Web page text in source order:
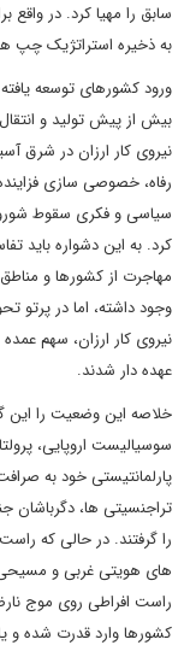
سابق را مهیا کرد. در
به ذخیره استراتژیک چپ
ورود کشورهای توسعه
بیش از پیش تولید و
نیروی کار ارزان در شرق
رفاه، خصوصی سازی
سیاسی و فکری سقوط
کرد. به این دشواره باید
مهاجرت از کشورها و
وجود داشته، اما در پرتو
نیروی کار ارزان، سهم
عهده دار شدند.
خلاصه این وضعیت را این
سوسیالیست اروپایی،
پارلمانتیستی خود به
تراجنسیتی ها، دگرباشان
را گرفتند. در حالی که
های هویتی غربی و مسیحی،
راست افراطی روی موج
کشورها وارد قدرت شده و